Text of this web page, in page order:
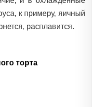
к примеру, яичный
расплавится.
торта